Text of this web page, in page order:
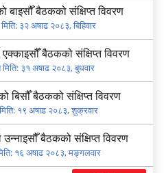
२०७९ पौष १४ गते
२०७९ पौष ३० गते
२०७९ माघ २ गते
गठन मिति
कैफियत
२०७९ फागुन ८ गते
२०८० श्रावण ३० गते
बाइसौँ बैठकको संक्षिप्त विवरण
३२ अषाढ २०८३, बिहिवार
बैठकको संक्षिप्त विवरण
३१ अषाढ २०८३, बुधवार
बिसौँ बैठकको संक्षिप्त विवरण
१९ अषाढ २०८३, शुक्रवार
बैठकको संक्षिप्त विवरण
१६ अषाढ २०८३, मङ्गलवार